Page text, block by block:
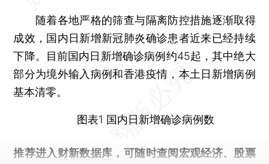
随着各地严格的筛查与隔离防控措施逐渐取得
成效，国内日新增新冠肺炎确诊患者近来已经持续
下降。目前国内日新增确诊病例约45起，其中绝大
部分为境外输入病例和香港疫情，本土日新增病例
基本清零。
图表1 国内日新增确诊病例数
推荐进入 财新数据库 ，可随时查阅宏观经济、股票